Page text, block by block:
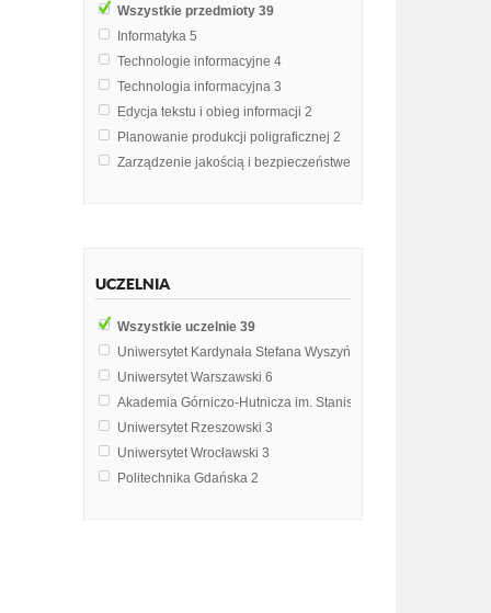
Wszystkie przedmioty 39
Informatyka 5
Technologie informacyjne 4
Technologia informacyjna 3
Edycja tekstu i obieg informacji 2
Planowanie produkcji poligraficznej 2
Zarządzenie jakością i bezpieczeństwem
Historia książki polskiej
Technologie i systemy informatyczne w administracji
Technologie internetowe1
UCZELNIA
Wszystkie uczelnie 39
Uniwersytet Kardynała Stefana Wyszyńskiego w Warszawie
Uniwersytet Warszawski 6
Akademia Górniczo-Hutnicza im. Stanisława Staszica w
Uniwersytet Rzeszowski 3
Uniwersytet Wrocławski 3
Politechnika Gdańska 2